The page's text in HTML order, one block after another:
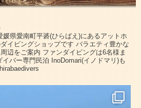
媛県愛南町平碆(ひらばえ)にあるアットホ
イビングショップです バラエティ豊かな
辺をご案内 ファンダイビングは6名様ま
イバー専門民泊 InoDomari(イノドマリ)も